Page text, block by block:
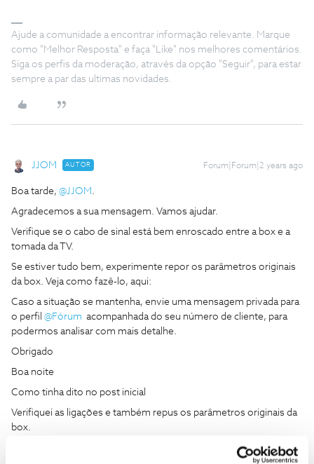
Ajude a comunidade a encontrar informação relevante. Marque
como "Melhor Resposta" e faça "Like" nos melhores comentários.
Siga os perfis da moderação, através da opção "Seguir", para estar
sempre a par das ultimas novidades.
JJOM AUTOR Forum|Forum|2 years ago
Boa tarde, @JJOM .
Agradecemos a sua mensagem. Vamos ajudar.
Verifique se o cabo de sinal está bem enroscado entre a box e a
tomada da TV.
Se estiver tudo bem, experimente repor os parâmetros originais
da box. Veja como fazê-lo, aqui:
Caso a situação se mantenha, envie uma mensagem privada para
o perfil @Fórum acompanhada do seu número de cliente, para
podermos analisar com mais detalhe.
Obrigado
Boa noite
Como tinha dito no post inicial
Verifiquei as ligações e também repus os parâmetros originais da
box.
De qualquer forma, hoje e talvez devido a alguma entidade